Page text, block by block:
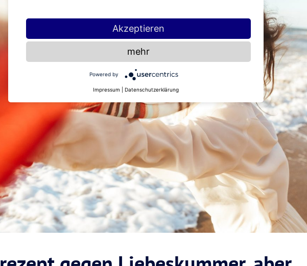
Akzeptieren
mehr
Powered by
Impressum Datenschutzerklärung